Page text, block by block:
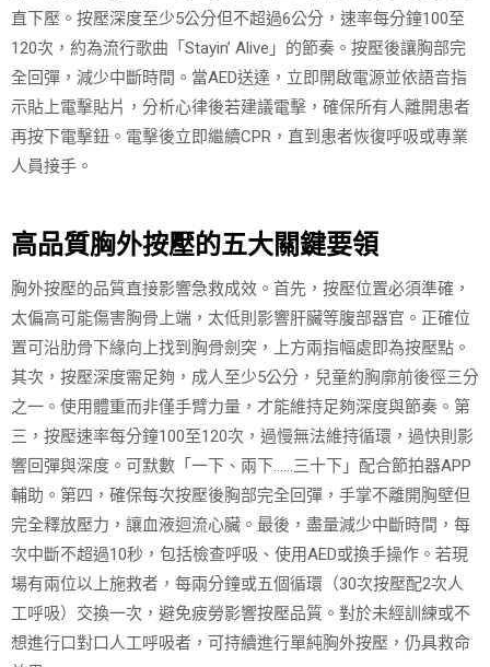
直下壓。按壓深度至少5公分但不超過6公分，速率每分鐘100至
120次，約為流行歌曲「Stayin’ Alive」的節奏。按壓後讓胸部完
全回彈，減少中斷時間。當AED送達，立即開啟電源並依語音指
示貼上電擊貼片，分析心律後若建議電擊，確保所有人離開患者
再按下電擊鈕。電擊後立即繼續CPR，直到患者恢復呼吸或專業
人員接手。
高品質胸外按壓的五大關鍵要領
胸外按壓的品質直接影響急救成效。首先，按壓位置必須準確，
太偏高可能傷害胸骨上端，太低則影響肝臟等腹部器官。正確位
置可沿肋骨下緣向上找到胸骨劍突，上方兩指幅處即為按壓點。
其次，按壓深度需足夠，成人至少5公分，兒童約胸廓前後徑三分
之一。使用體重而非僅手臂力量，才能維持足夠深度與節奏。第
三，按壓速率每分鐘100至120次，過慢無法維持循環，過快則影
響回彈與深度。可默數「一下、兩下……三十下」配合節拍器APP
輔助。第四，確保每次按壓後胸部完全回彈，手掌不離開胸壁但
完全釋放壓力，讓血液迴流心臟。最後，盡量減少中斷時間，每
次中斷不超過10秒，包括檢查呼吸、使用AED或換手操作。若現
場有兩位以上施救者，每兩分鐘或五個循環（30次按壓配2次人
工呼吸）交換一次，避免疲勞影響按壓品質。對於未經訓練或不
想進行口對口人工呼吸者，可持續進行單純胸外按壓，仍具救命